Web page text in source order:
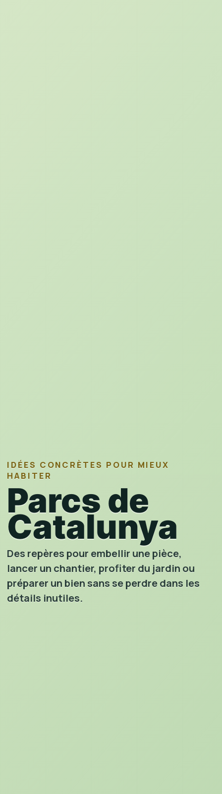
IDÉES CONCRÈTES POUR MIEUX
HABITER
Parcs de
Catalunya
Des repères pour embellir une pièce,
lancer un chantier, profiter du jardin ou
préparer un bien sans se perdre dans les
détails inutiles.